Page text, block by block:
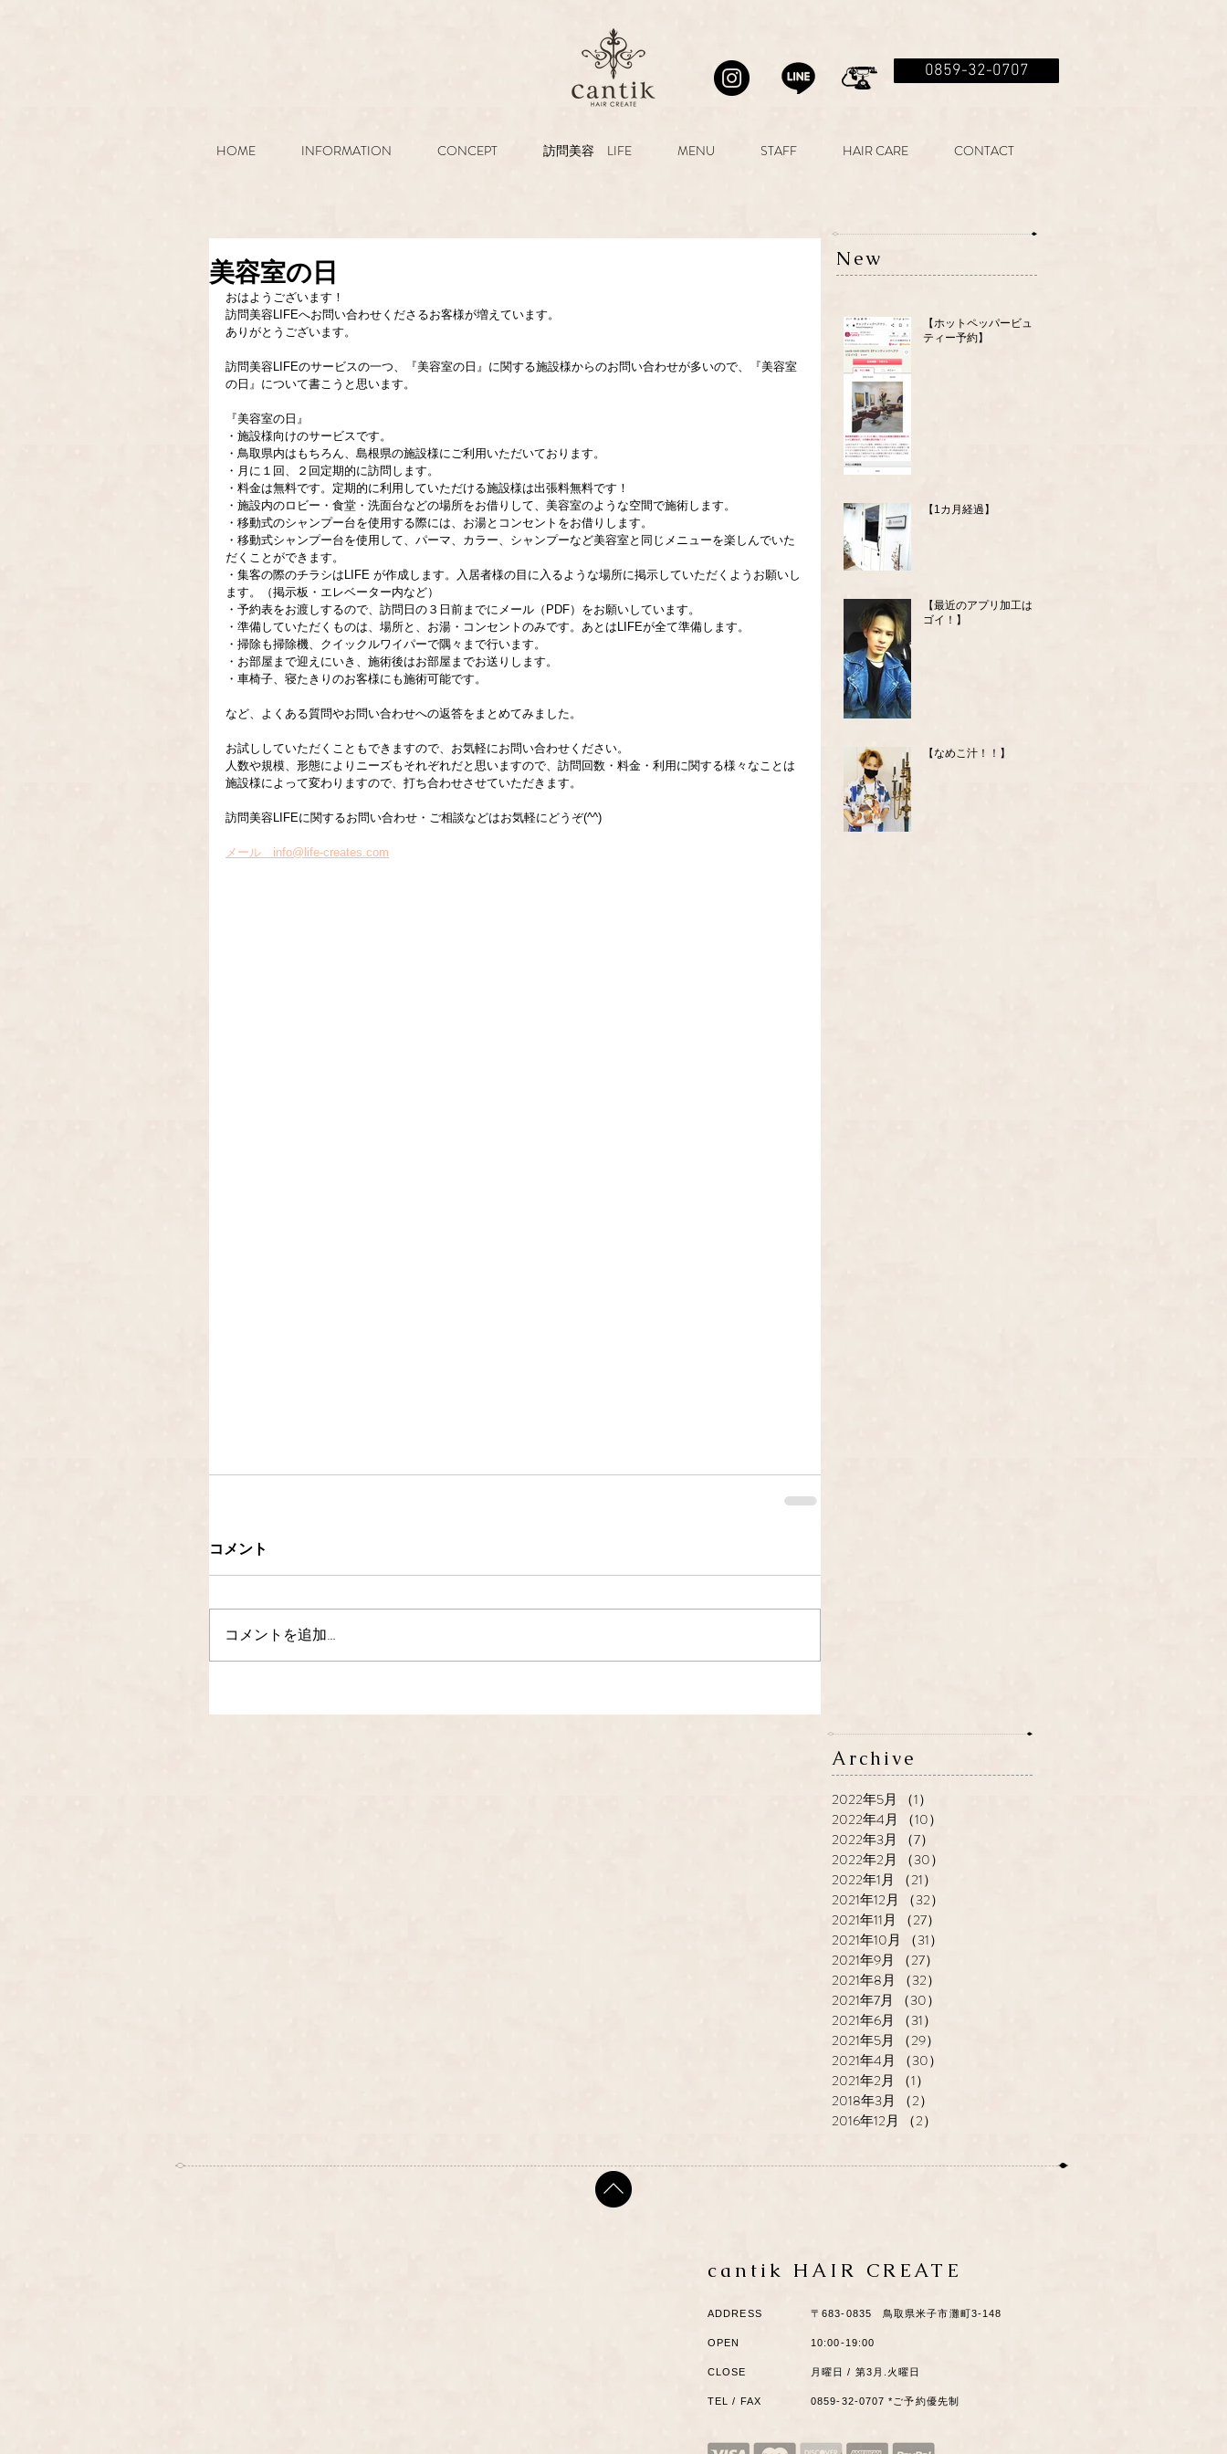
0859-32-0707
HOME INFORMATION CONCEPT 訪問美容 LIFE MENU STAFF HAIR CARE CONTACT
美容室の日
おはようございます！
訪問美容LIFEへお問い合わせくださるお客様が増えています。
ありがとうございます。
訪問美容LIFEのサービスの一つ、『美容室の日』に関する施設様からのお問い合わせが多いので、『美容室
の日』について書こうと思います。
『美容室の日』
・施設様向けのサービスです。
・鳥取県内はもちろん、島根県の施設様にご利用いただいております。
・月に１回、２回定期的に訪問します。
・料金は無料です。定期的に利用していただける施設様は出張料無料です！
・施設内のロビー・食堂・洗面台などの場所をお借りして、美容室のような空間で施術します。
・移動式のシャンプー台を使用する際には、お湯とコンセントをお借りします。
・移動式シャンプー台を使用して、パーマ、カラー、シャンプーなど美容室と同じメニューを楽しんでいた
だくことができます。
・集客の際のチラシはLIFE が作成します。入居者様の目に入るような場所に掲示していただくようお願いし
ます。（掲示板・エレベーター内など）
・予約表をお渡しするので、訪問日の３日前までにメール（PDF）をお願いしています。
・準備していただくものは、場所と、お湯・コンセントのみです。あとはLIFEが全て準備します。
・掃除も掃除機、クイックルワイパーで隅々まで行います。
・お部屋まで迎えにいき、施術後はお部屋までお送りします。
・車椅子、寝たきりのお客様にも施術可能です。
など、よくある質問やお問い合わせへの返答をまとめてみました。
お試ししていただくこともできますので、お気軽にお問い合わせください。
人数や規模、形態によりニーズもそれぞれだと思いますので、訪問回数・料金・利用に関する様々なことは
施設様によって変わりますので、打ち合わせさせていただきます。
訪問美容LIFEに関するお問い合わせ・ご相談などはお気軽にどうぞ(^^)
メール　info@life-creates.com
コメント
コメントを追加…
New
【ホットペッパービュー
ティー予約】
【1カ月経過】
【最近のアプリ加工はス
ゴイ！】
【なめこ汁！！】
Archive
2022年5月 （1）
2022年4月
（10）
2022年3月
（7）
2022年2月
（30）
2022年1月
（21）
2021年12月
（32）
2021年11月
（27）
2021年10月
（31）
2021年9月
（27）
2021年8月
（32）
2021年7月
（30）
2021年6月
（31）
2021年5月
（29）
2021年4月
（30）
2021年2月
（1）
2018年3月
（2）
2016年12月
（2）
cantik HAIR CREATE
ADDRESS ​〒683-0835 鳥取県米子市灘町3-148
OPEN 10:00-19:00
CLOSE 月曜日 / 第3月.火曜日
TEL / FAX 0859-32-0707 *ご予約優先制